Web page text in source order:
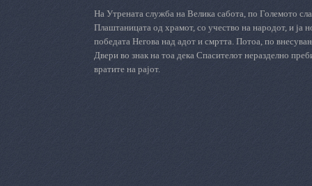
На Утрената служба на Велика сабота, по Големото
Плаштаницата од храмот, со учество на народот, и ја
победата Негова над адот и смртта. Потоа, по
Двери во знак на тоа дека Спасителот неразделно
вратите на рајот.